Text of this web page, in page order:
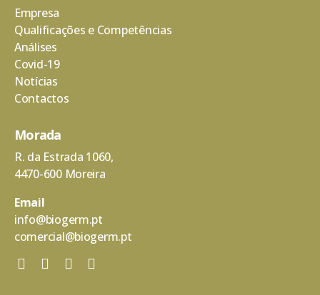
Empresa
Qualificações e Competências
Análises
Covid-19
Notícias
Contactos
Morada
R. da Estrada 1060,
4470-600 Moreira
Email
info@biogerm.pt
comercial@biogerm.pt